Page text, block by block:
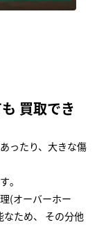
買取でき
ったり、大きな傷
｡
(オーバーホー
ため、 その分他